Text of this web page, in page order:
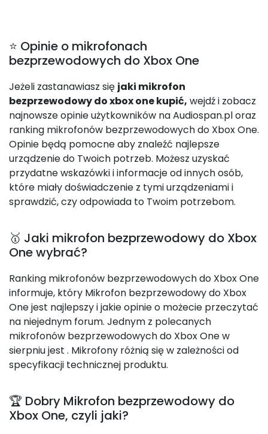
⭐ Opinie o mikrofonach
bezprzewodowych do Xbox One
Jeżeli zastanawiasz się jaki mikrofon
bezprzewodowy do xbox one kupić, wejdź i zobacz
najnowsze opinie użytkowników na Audiospan.pl oraz
ranking mikrofonów bezprzewodowych do Xbox One.
Opinie będą pomocne aby znaleźć najlepsze
urządzenie do Twoich potrzeb. Możesz uzyskać
przydatne wskazówki i informacje od innych osób,
które miały doświadczenie z tymi urządzeniami i
sprawdzić, czy odpowiada to Twoim potrzebom.
🥇 Jaki mikrofon bezprzewodowy do Xbox
One wybrać?
Ranking mikrofonów bezprzewodowych do Xbox One
informuje, który Mikrofon bezprzewodowy do Xbox
One jest najlepszy i jakie opinie o możecie przeczytać
na niejednym forum. Jednym z polecanych
mikrofonów bezprzewodowych do Xbox One w
sierpniu jest . Mikrofony różnią się w zależności od
specyfikacji technicznej produktu.
🏆 Dobry Mikrofon bezprzewodowy do
Xbox One, czyli jaki?